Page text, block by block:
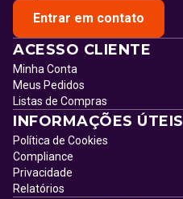
Entrar em contato
ACESSO CLIENTE
Minha Conta
Meus Pedidos
Listas de Compras
INFORMAÇÕES ÚTEIS
Política de Cookies
Compliance
Privacidade
Relatórios